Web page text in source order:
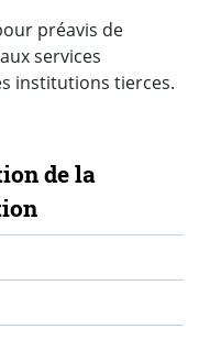
préavis de
services
institutions tierces.
de la